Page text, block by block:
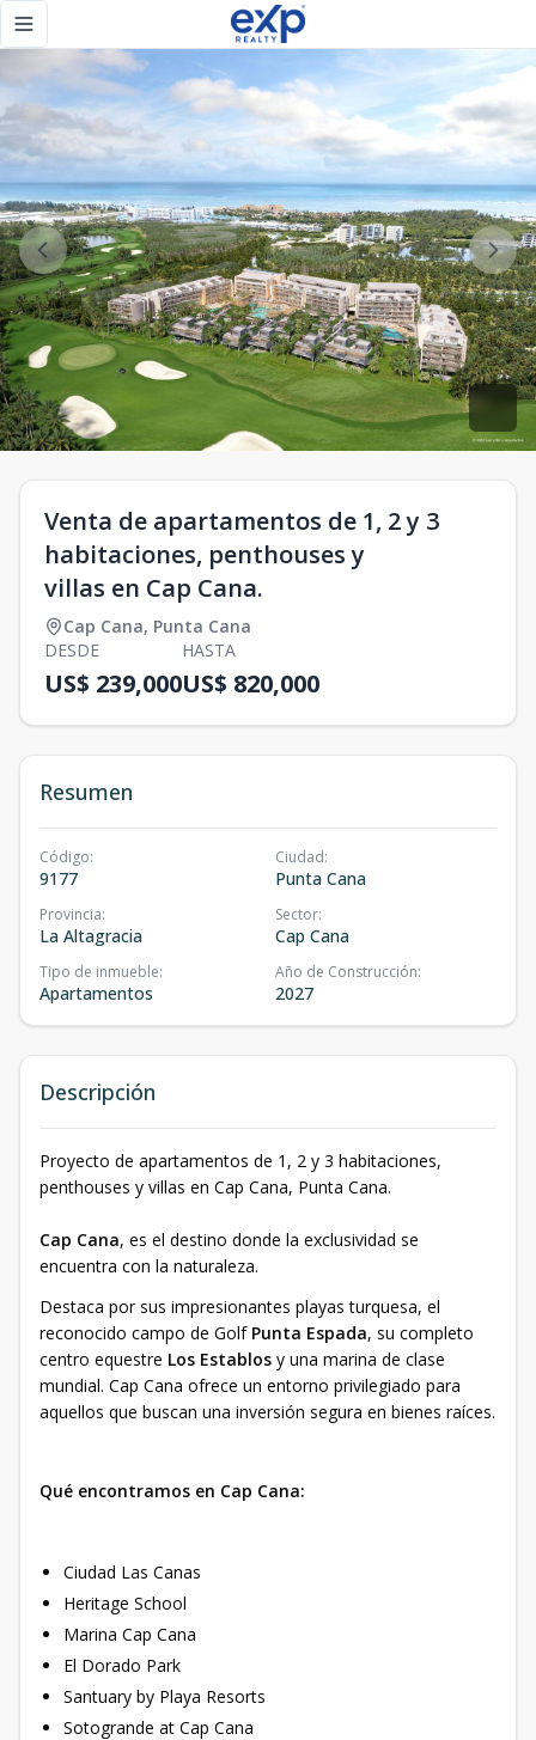
Toggle navigation menu
Venta de apartamentos de 1, 2 y 3
habitaciones, penthouses y
villas en Cap Cana.
Cap Cana, Punta Cana
DESDE
US$ 239,000
HASTA
US$ 820,000
Resumen
Código:
9177
Ciudad:
Punta Cana
Provincia:
La Altagracia
Sector:
Cap Cana
Tipo de inmueble:
Apartamentos
Año de Construcción:
2027
Descripción
Proyecto de apartamentos de 1, 2 y 3 habitaciones,
penthouses y villas en Cap Cana, Punta Cana.
Cap Cana, es el destino donde la exclusividad se
encuentra con la naturaleza.
Destaca por sus impresionantes playas turquesa, el
reconocido campo de Golf Punta Espada, su completo
centro equestre Los Establos y una marina de clase
mundial. Cap Cana ofrece un entorno privilegiado para
aquellos que buscan una inversión segura en bienes raíces.
Qué encontramos en Cap Cana:
Ciudad Las Canas
Heritage School
Marina Cap Cana
El Dorado Park
Santuary by Playa Resorts
Sotogrande at Cap Cana
Venta de apartamentos de 1, 2 y 3 habitaciones,